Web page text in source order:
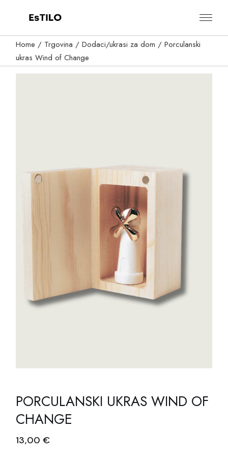
Home Trgovina Dodaci/ukrasi za dom
Porculanski
ukras Wind of Change
PORCULANSKI UKRAS WIND OF
CHANGE
13,00 €